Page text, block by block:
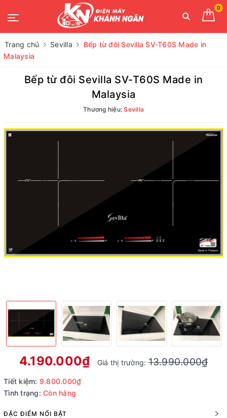
0
Trang chủ Sevilla
Bếp từ đôi Sevilla SV-T60S Made in
Malaysia
Bếp từ đôi Sevilla SV-T60S Made in
Malaysia
Thương hiệu:Sevilla
4.190.000₫ Giá thị trường:13.990.000₫
Tiết kiệm: 9.800.000₫
Tình trạng: Còn hàng
ĐẶC ĐIỂM NỔI BẬT